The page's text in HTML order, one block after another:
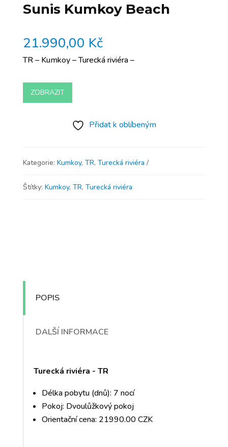
Sunis Kumkoy Beach
21.990,00 Kč
TR – Kumkoy – Turecká riviéra –
ZOBRAZIT
Přidat k oblíbeným
Kategorie: Kumkoy, TR, Turecká riviéra
Štítky: Kumkoy, TR, Turecká riviéra
POPIS
DALŠÍ INFORMACE
Turecká riviéra - TR
Délka pobytu (dnů): 7 nocí
Pokoj: Dvoulůžkový pokoj
Orientační cena: 21990.00 CZK